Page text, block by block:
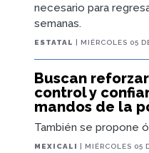
necesario para
semanas.
ESTATAL | MIÉRCOLES 05
Buscan
control y
mandos de la
También se propone
MEXICALI | MIÉRCOLES 05